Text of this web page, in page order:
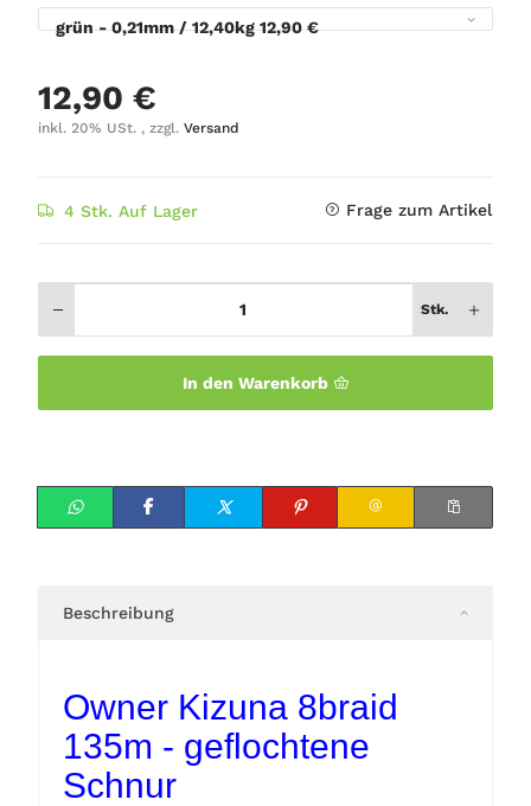
grün - 0,21mm / 12,40kg 12,90 €
12,90 €
inkl. 20% USt. , zzgl. Versand
4 Stk. Auf Lager Frage zum Artikel
Stk.
In den Warenkorb
Beschreibung
Owner Kizuna 8braid
135m - geflochtene
Schnur